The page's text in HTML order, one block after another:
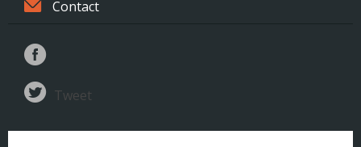
Alsace
Aquitaine
Basse-Normandie
Contact
Tweet